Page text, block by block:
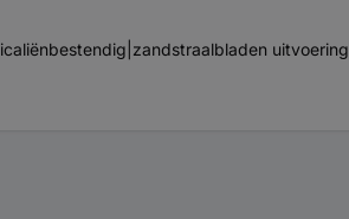
uitvoering